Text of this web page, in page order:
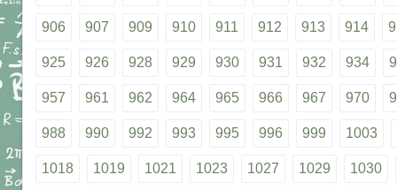
906 907 909 910 911 912 913 914
925 926 928 929 930 931 932 934
957 961 962 964 965 966 967 970
988 990 992 993 995 996 999 1003
1018 1019 1021 1023 1027 1029 1030